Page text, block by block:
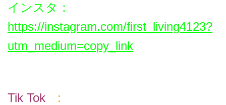
インスタ ：
https://instagram.com/first_living4123?
utm_medium=copy_link
Tik Tok :